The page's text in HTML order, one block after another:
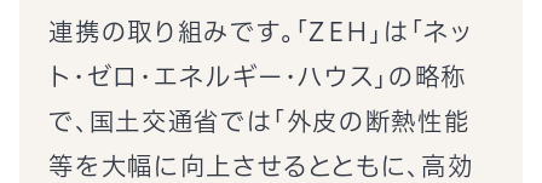
連携の取り組みです。「ZEH」は「ネッ
ト・ゼロ・エネルギー・ハウス」の略称
で、国土交通省では「外皮の断熱性能
等を大幅に向上させるとともに、高効